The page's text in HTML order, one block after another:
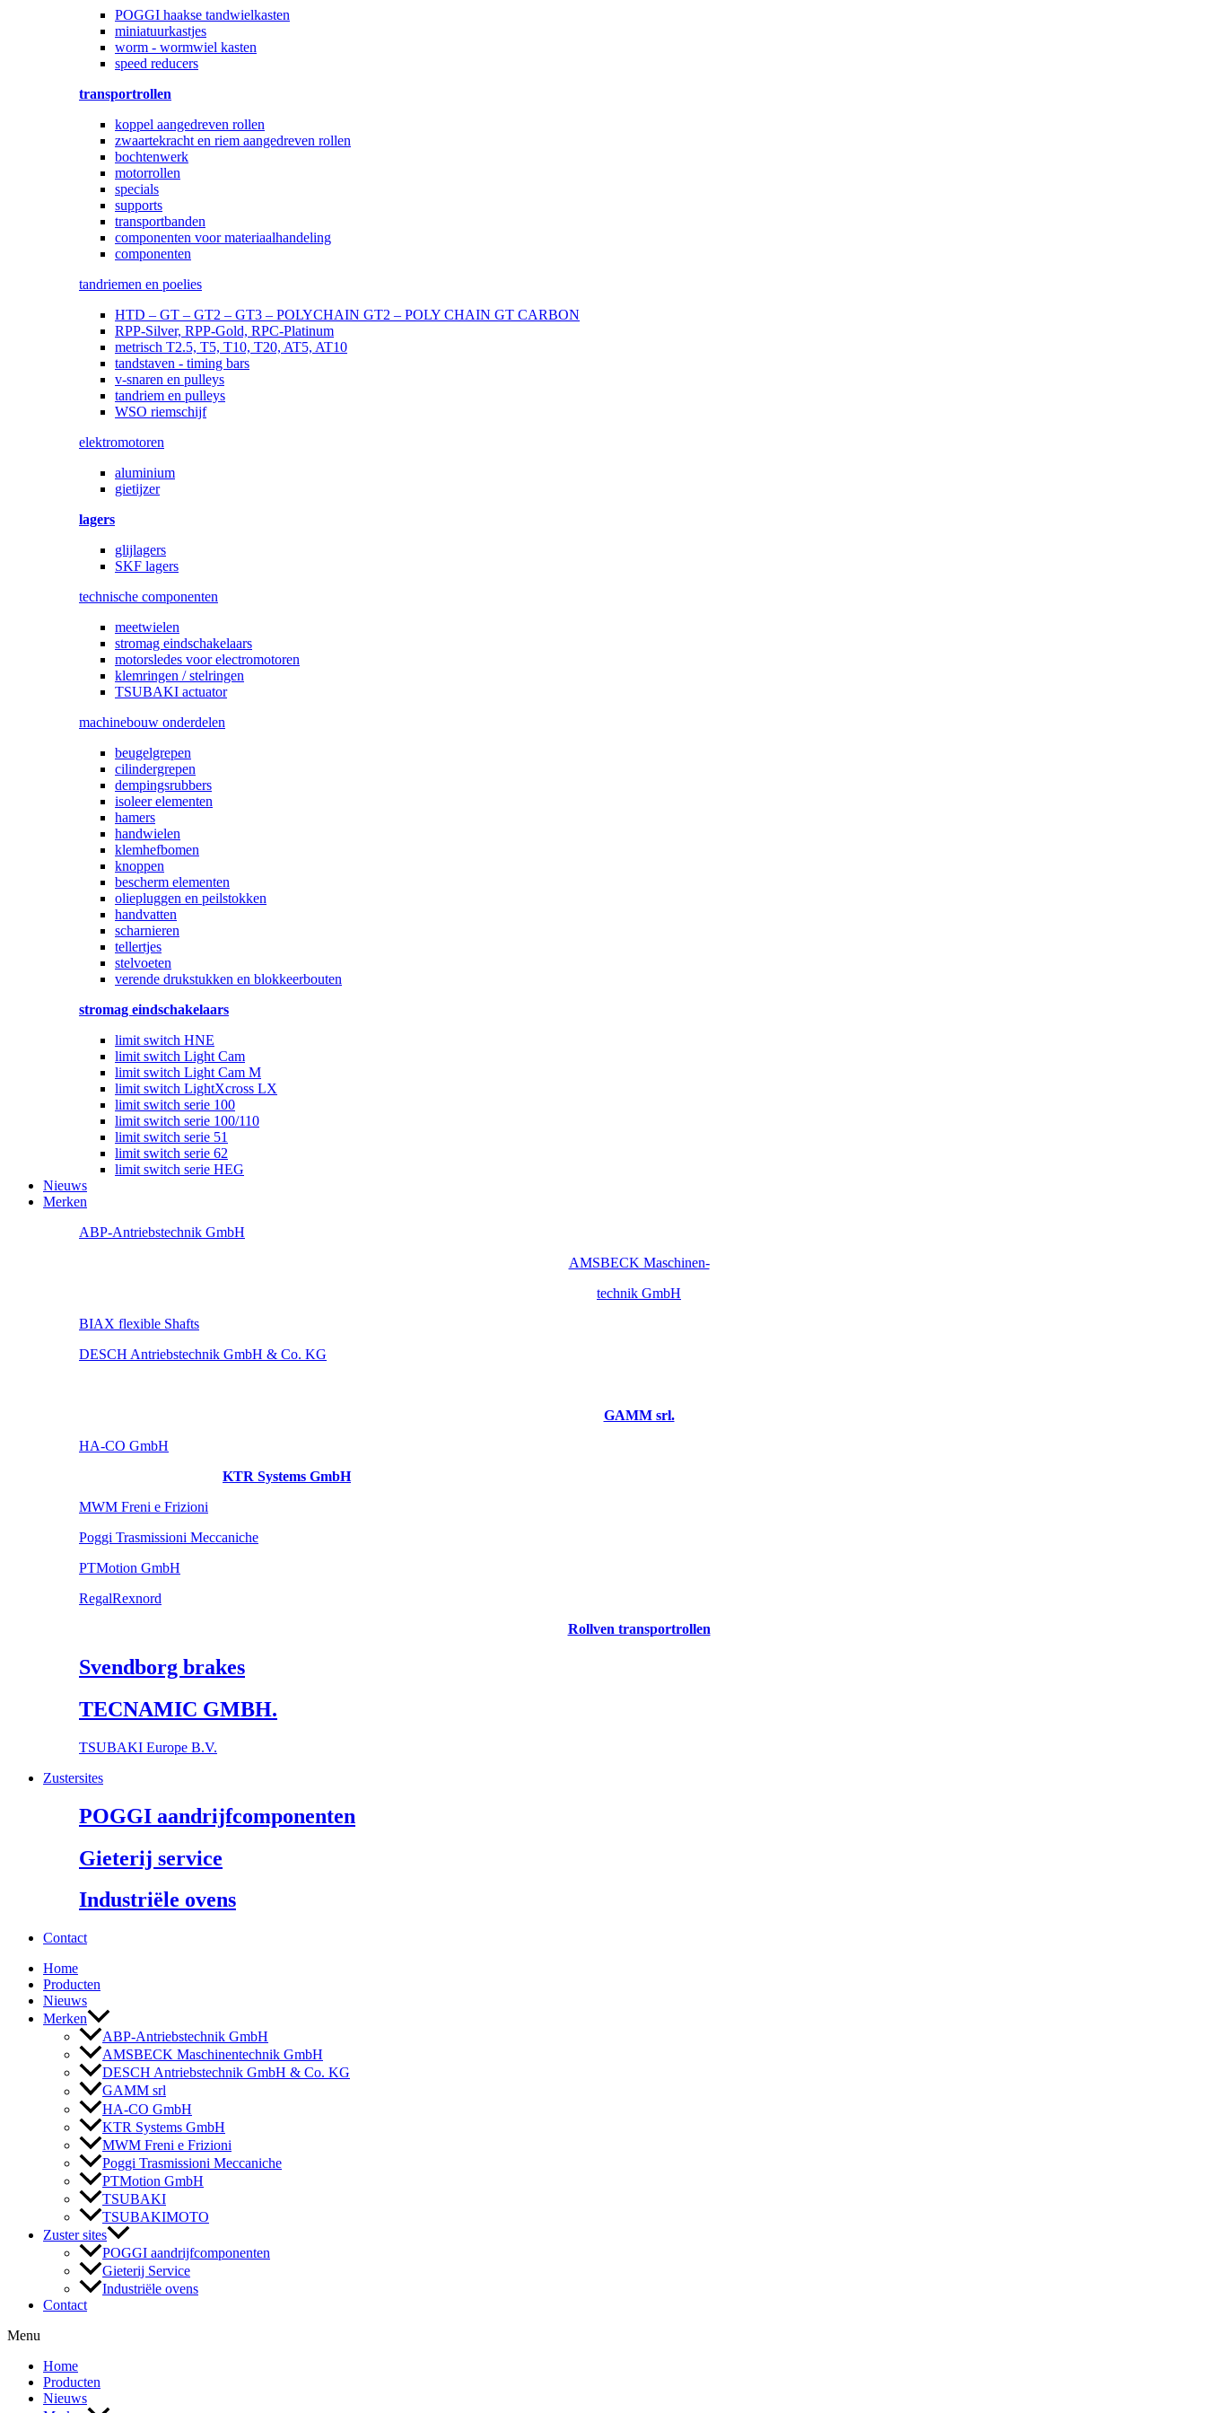
POGGI haakse tandwielkasten
miniatuurkastjes
worm - wormwiel kasten
speed reducers
transportrollen
koppel aangedreven rollen
zwaartekracht en riem aangedreven rollen
bochtenwerk
motorrollen
specials
supports
transportbanden
componenten voor materiaalhandeling
componenten
tandriemen en poelies
HTD – GT – GT2 – GT3 – POLYCHAIN GT2 – POLY CHAIN GT CARBON
RPP-Silver, RPP-Gold, RPC-Platinum
metrisch T2.5, T5, T10, T20, AT5, AT10
tandstaven - timing bars
v-snaren en pulleys
tandriem en pulleys
WSO riemschijf
elektromotoren
aluminium
gietijzer
lagers
glijlagers
SKF lagers
technische componenten
meetwielen
stromag eindschakelaars
motorsledes voor electromotoren
klemringen / stelringen
TSUBAKI actuator
machinebouw onderdelen
beugelgrepen
cilindergrepen
dempingsrubbers
isoleer elementen
hamers
handwielen
klemhefbomen
knoppen
bescherm elementen
oliepluggen en peilstokken
handvatten
scharnieren
tellertjes
stelvoeten
verende drukstukken en blokkeerbouten
stromag eindschakelaars
limit switch HNE
limit switch Light Cam
limit switch Light Cam M
limit switch LightXcross LX
limit switch serie 100
limit switch serie 100/110
limit switch serie 51
limit switch serie 62
limit switch serie HEG
Nieuws
Merken
ABP-Antriebstechnik GmbH
AMSBECK Maschinen-
technik GmbH
BIAX flexible Shafts
DESCH Antriebstechnik GmbH & Co. KG
GAMM srl.
HA-CO GmbH
KTR Systems GmbH
MWM Freni e Frizioni
Poggi Trasmissioni Meccaniche
PTMotion GmbH
RegalRexnord
Rollven transportrollen
Svendborg brakes
TECNAMIC GMBH.
TSUBAKI Europe B.V.
Zustersites
POGGI aandrijfcomponenten
Gieterij service
Industriële ovens
Contact
Home
Producten
Nieuws
Merken
ABP-Antriebstechnik GmbH
AMSBECK Maschinentechnik GmbH
DESCH Antriebstechnik GmbH & Co. KG
GAMM srl
HA-CO GmbH
KTR Systems GmbH
MWM Freni e Frizioni
Poggi Trasmissioni Meccaniche
PTMotion GmbH
TSUBAKI
TSUBAKIMOTO
Zuster sites
POGGI aandrijfcomponenten
Gieterij Service
Industriële ovens
Contact
Menu
Home
Producten
Nieuws